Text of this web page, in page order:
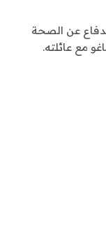
عن الصحة
مع عائلته.